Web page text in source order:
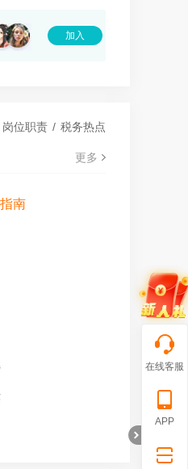
2科
，它需要……
加入
岗位职责 / 税务热点
更多
南
在线客服
APP